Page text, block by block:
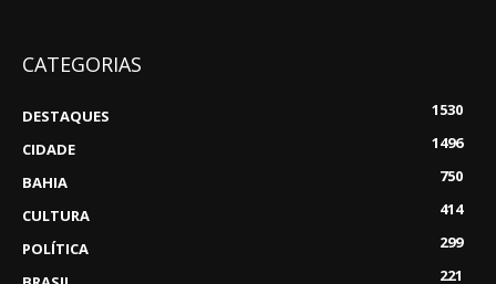
CATEGORIAS
DESTAQUES
1530
CIDADE
1496
BAHIA
750
CULTURA
414
POLÍTICA
299
221